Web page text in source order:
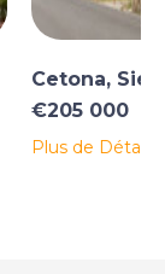
Cetona,
€205 000
Plus de Détails